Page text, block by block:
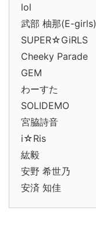
lol
武部 柚那(E-girls)
SUPER☆GiRLS
Cheeky Parade
GEM
わーすた
SOLIDEMO
宮脇詩音
i☆Ris
紘毅
安野 希世乃
安済 知佳